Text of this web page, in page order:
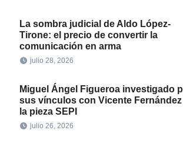
La sombra judicial de Aldo López-
Tirone: el precio de convertir la
comunicación en arma
julio 28, 2026
Miguel Ángel Figueroa investigado
sus vínculos con Vicente Fernández
la pieza SEPI
julio 26, 2026